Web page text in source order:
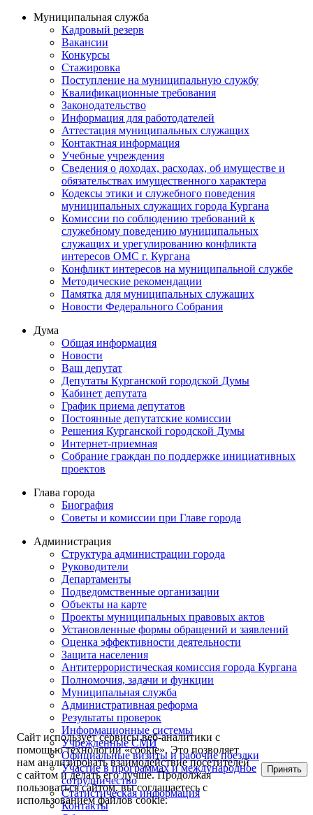
Муниципальная служба
Кадровый резерв
Вакансии
Конкурсы
Стажировка
Поступление на муниципальную службу
Квалификационные требования
Законодательство
Информация для работодателей
Аттестация муниципальных служащих
Контактная информация
Учебные учреждения
Сведения о доходах, расходах, об имуществе и
обязательствах имущественного характера
Кодексы этики и служебного поведения
муниципальных служащих города Кургана
Комиссии по соблюдению требований к
служебному поведению муниципальных
служащих и урегулированию конфликта
интересов ОМС г. Кургана
Конфликт интересов на муниципальной службе
Методические рекомендации
Памятка для муниципальных служащих
Новости Федерального Cобрания
Дума
Общая информация
Новости
Ваш депутат
Депутаты Курганской городской Думы
Кабинет депутата
График приема депутатов
Постоянные депутатские комиссии
Решения Курганской городской Думы
Интернет-приемная
Собрание граждан по поддержке инициативных
проектов
Глава города
Биография
Советы и комиссии при Главе города
Администрация
Структура администрации города
Руководители
Департаменты
Подведомственные организации
Объекты на карте
Проекты муниципальных правовых актов
Установленные формы обращений и заявлений
Оценка эффективности деятельности
Защита населения
Антитеррористическая комиссия города Кургана
Полномочия, задачи и функции
Муниципальная служба
Административная реформа
Результаты проверок
Информационные системы
Учрежденные СМИ
Официальные визиты и рабочие поездки
Участие в программах и международное
сотрудничество
Статистическая информация
Контакты
Сайт использует сервисы веб-аналитики с
помощью технологии «cookie». Это позволяет
нам анализировать взаимодействие посетителей
с сайтом и делать его лучше. Продолжая
пользоваться сайтом, вы соглашаетесь с
использованием файлов cookie.
Принять